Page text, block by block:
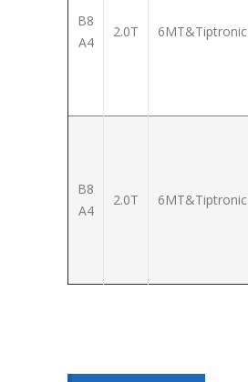
B8
A4
2.0T 6MT&Tiptronic
B8
A4
2.0T 6MT&Tiptronic